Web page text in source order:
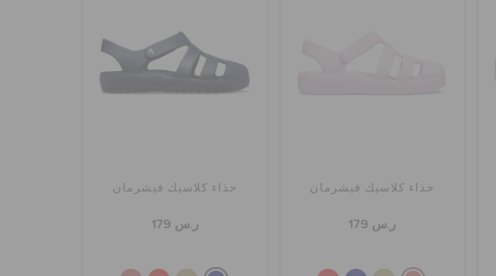
حذاء كلاسيك فيشرمان
ر.س 179
حذاء كلاسيك فيشرمان
ر.س 179